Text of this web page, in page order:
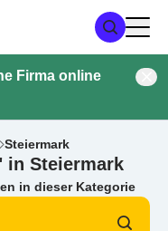
Firma online
Steiermark
in Steiermark
in dieser Kategorie